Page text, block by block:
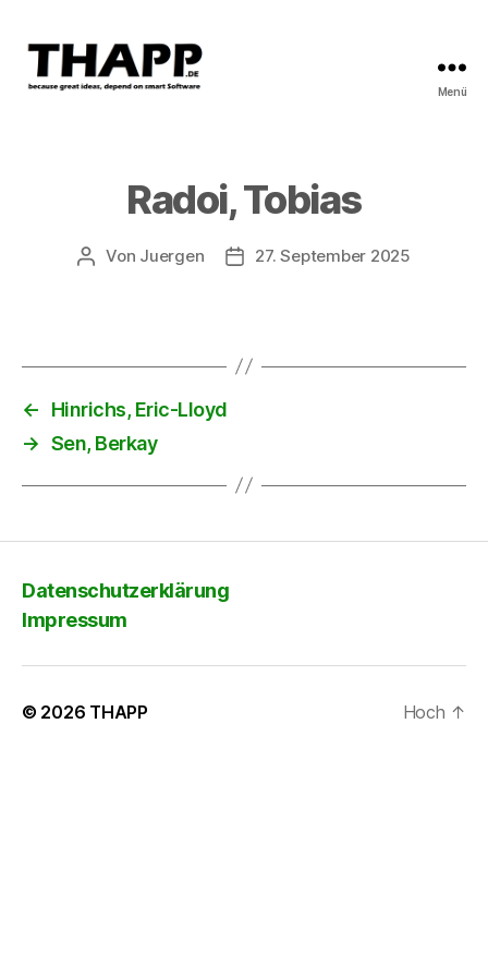
Menü
Radoi, Tobias
Beitragsautor
Von Juergen Beitragsdatum
27. September 2025
←
Hinrichs, Eric-Lloyd
→ Sen, Berkay
Datenschutzerklärung
Impressum
© 2026 THAPP Hoch ↑